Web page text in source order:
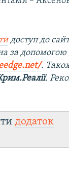
доступ до
за допомогою
.
.
додаток